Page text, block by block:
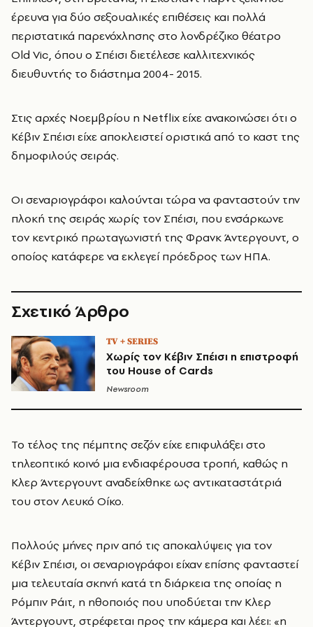
έρευνα για δύο σεξουαλικές επιθέσεις και πολλά
περιστατικά παρενόχλησης στο λονδρέζικο θέατρο
Old Vic, όπου ο Σπέισι διετέλεσε καλλιτεχνικός
διευθυντής το διάστημα 2004- 2015.
Στις αρχές Νοεμβρίου η Netflix είχε ανακοινώσει ότι ο
Κέβιν Σπέισι είχε αποκλειστεί οριστικά από το καστ της
δημοφιλούς σειράς.
Οι σεναριογράφοι καλούνται τώρα να φανταστούν την
πλοκή της σειράς χωρίς τον Σπέισι, που ενσάρκωνε
τον κεντρικό πρωταγωνιστή της Φρανκ Άντεργουντ, ο
οποίος κατάφερε να εκλεγεί πρόεδρος των ΗΠΑ.
Σχετικό Άρθρο
TV + SERIES
Χωρίς τον Κέβιν Σπέισι η επιστροφή
του House of Cards
Newsroom
Το τέλος της πέμπτης σεζόν είχε επιφυλάξει στο
τηλεοπτικό κοινό μια ενδιαφέρουσα τροπή, καθώς η
Κλερ Άντεργουντ αναδείχθηκε ως αντικαταστάτριά
του στον Λευκό Οίκο.
Πολλούς μήνες πριν από τις αποκαλύψεις για τον
Κέβιν Σπέισι, οι σεναριογράφοι είχαν επίσης φανταστεί
μια τελευταία σκηνή κατά τη διάρκεια της οποίας η
Ρόμπιν Ράιτ, η ηθοποιός που υποδύεται την Κλερ
Άντεργουντ, στρέφεται προς την κάμερα και λέει: «η